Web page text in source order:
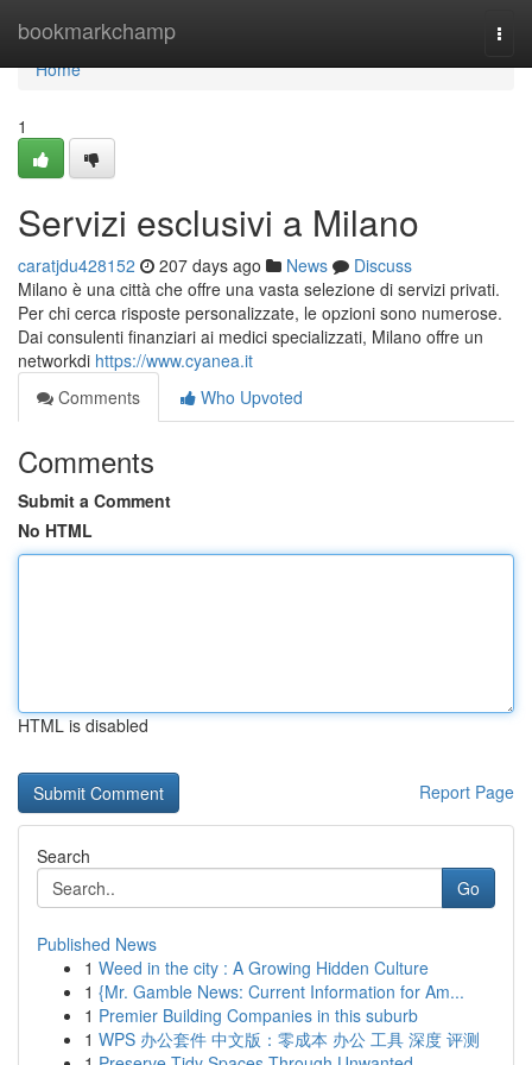
bookmarkchamp
Home
Home
1
Servizi esclusivi a Milano
caratjdu428152 207 days ago News
Discuss
Milano è una città che offre una vasta selezione di servizi privati.
Per chi cerca risposte personalizzate, le opzioni sono numerose.
Dai consulenti finanziari ai medici specializzati, Milano offre un
networkdi https://www.cyanea.it
Comments
Who Upvoted
Comments
Submit a Comment
No HTML
HTML is disabled
Report Page
Search
Go
Published News
1 Weed in the city : A Growing Hidden Culture
1 {Mr. Gamble News: Current Information for Am...
1 Premier Building Companies in this suburb
1 WPS 办公套件 中文版：零成本 办公 工具 深度 评测